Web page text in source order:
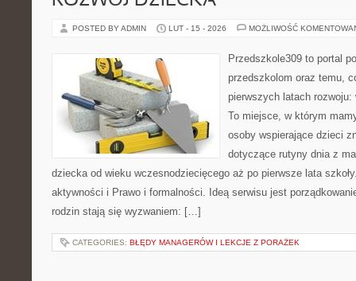
POSTED BY ADMIN LUT - 15 - 2026 MOŻLIWOŚĆ
Przedszkole309 to portal
przedszkolom oraz temu,
pierwszych latach
To miejsce, w którym
osoby wspierające dzieci
dotyczące rutyny dnia z
dziecka od wieku wczesnodziecięcego aż po pierwsze lata
aktywności i Prawo i formalności. Ideą serwisu jest
rodzin stają się wyzwaniem: […]
CATEGORIES: BŁĘDY MANAGERÓW I LEKCJE Z PORAŻEK